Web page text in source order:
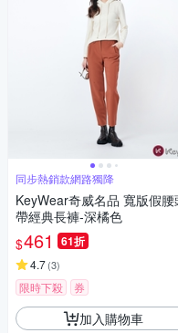
同步熱銷款網路獨降
KeyWear奇威名品 寬版假腰頭
帶經典長褲-深橘色
$461 61折
4.7(3)
限時下殺 券
加入購物車